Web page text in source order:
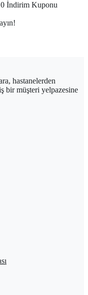
İndirim Kuponu
hastanelerden
bir müşteri yelpazesine